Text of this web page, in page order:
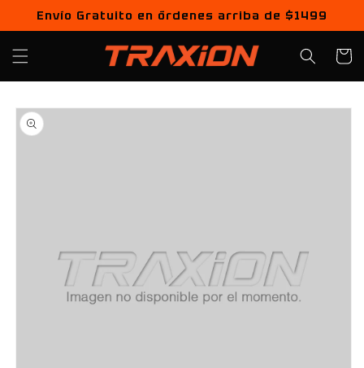
directamente
al contenido
Envío Gratuito en órdenes arriba de $1499
Carrito
directamente
a la
información